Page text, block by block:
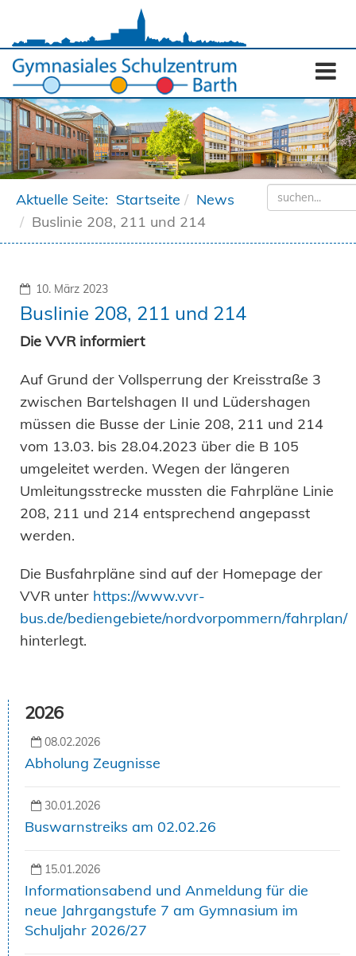
Aktuelle Seite: Startseite
News
Buslinie 208, 211 und 214
10. März 2023
Buslinie 208, 211 und 214
Die VVR informiert
Auf Grund der Vollsperrung der Kreisstraße 3
zwischen Bartelshagen II und Lüdershagen
müssen die Busse der Linie 208, 211 und 214
vom 13.03. bis 28.04.2023 über die B 105
umgeleitet werden. Wegen der längeren
Umleitungsstrecke mussten die Fahrpläne Linie
208, 211 und 214 entsprechend angepasst
werden.
Die Busfahrpläne sind auf der Homepage der
VVR unter https://www.vvr-
bus.de/bediengebiete/nordvorpommern/fahrplan/
hinterlegt.
2026
08.02.2026
Abholung Zeugnisse
30.01.2026
Buswarnstreiks am 02.02.26
15.01.2026
Informationsabend und Anmeldung für die
neue Jahrgangstufe 7 am Gymnasium im
Schuljahr 2026/27